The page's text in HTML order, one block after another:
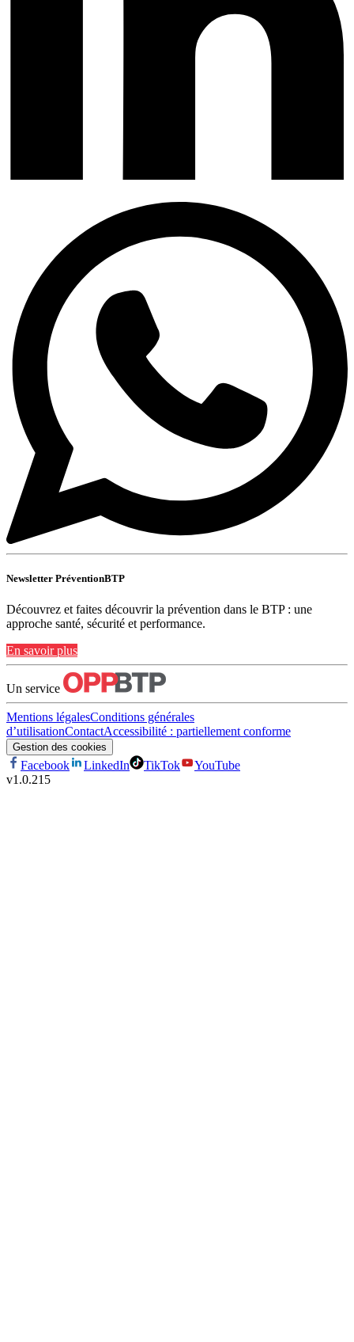
Newsletter PréventionBTP
Découvrez et faites découvrir la prévention dans le BTP : une
approche santé, sécurité et performance.
En savoir plus
Un service
Mentions légalesConditions générales
d’utilisationContactAccessibilité : partiellement conforme
Gestion des cookies
Facebook LinkedIn TikTok
YouTube
v1.0.215